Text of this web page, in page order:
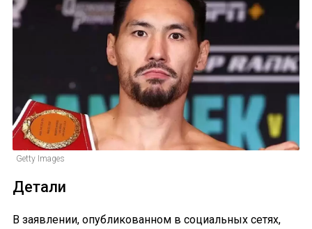
Getty Images
Детали
В заявлении, опубликованном в социальных сетях,